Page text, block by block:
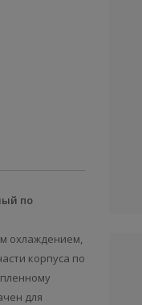
по
охлаждением,
корпуса по
для